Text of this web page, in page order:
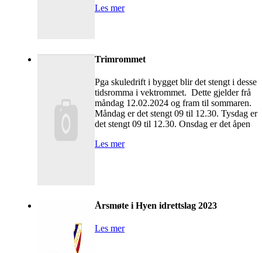
Les mer
Trimrommet
Pga skuledrift i bygget blir det stengt i desse
tidsromma i vektrommet. Dette gjelder frå
måndag 12.02.2024 og fram til sommaren.
Måndag er det stengt 09 til 12.30. Tysdag er
det stengt 09 til 12.30. Onsdag er det åpen
Les mer
Årsmøte i Hyen idrettslag 2023
Les mer